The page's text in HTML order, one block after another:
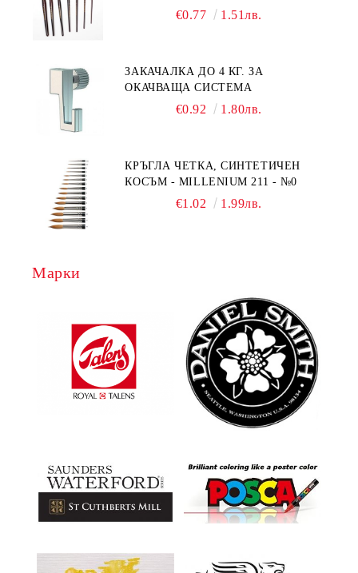
€0.77 1.51лв.
ЗАКАЧАЛКА ДО 4 КГ. ЗА
ОКАЧВАЩА СИСТЕМА
€0.92 1.80лв.
КРЪГЛА ЧЕТКА, СИНТЕТИЧЕН
КОСЪМ - MILLENIUM 211 - №0
€1.02 1.99лв.
Марки